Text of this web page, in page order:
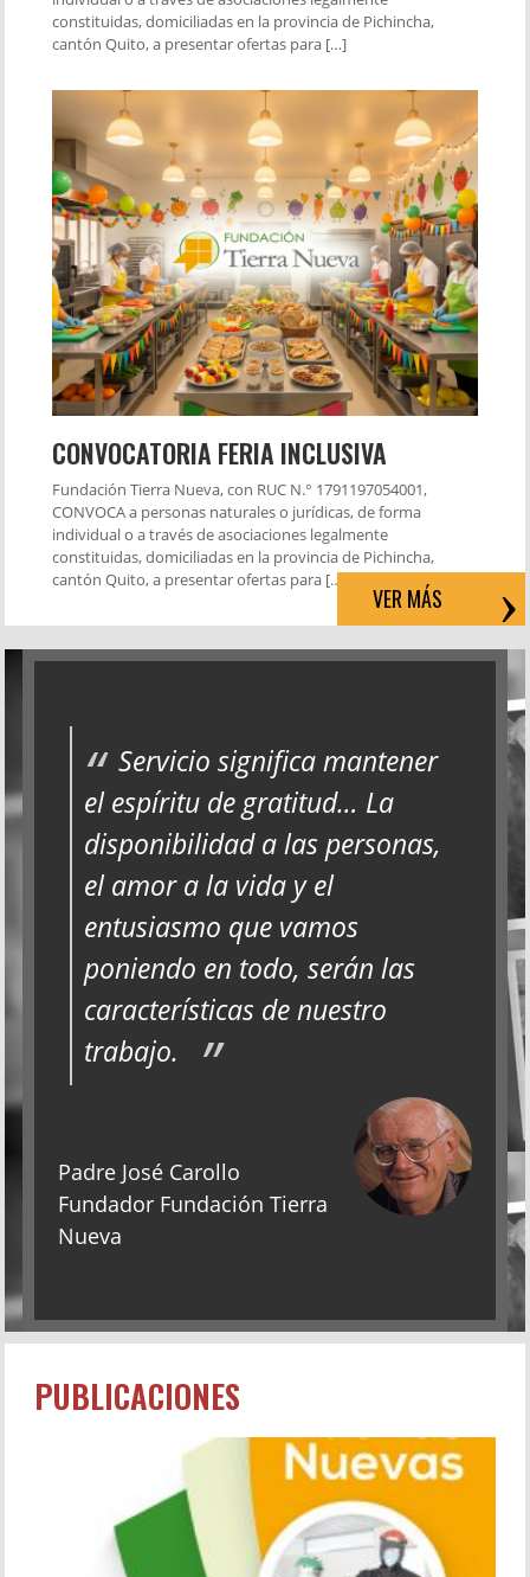
constituidas, domiciliadas en la provincia de Pichincha,
cantón Quito, a presentar ofertas para […]
CONVOCATORIA FERIA INCLUSIVA
Fundación Tierra Nueva, con RUC N.° 1791197054001,
CONVOCA a personas naturales o jurídicas, de forma
individual o a través de asociaciones legalmente
constituidas, domiciliadas en la provincia de Pichincha,
cantón Quito, a presentar ofertas para […]
VER MÁS
Servicio significa mantener
el espíritu de gratitud… La
disponibilidad a las personas,
el amor a la vida y el
entusiasmo que vamos
poniendo en todo, serán las
características de nuestro
trabajo.
Padre José Carollo
Fundador Fundación Tierra
Nueva
PUBLICACIONES